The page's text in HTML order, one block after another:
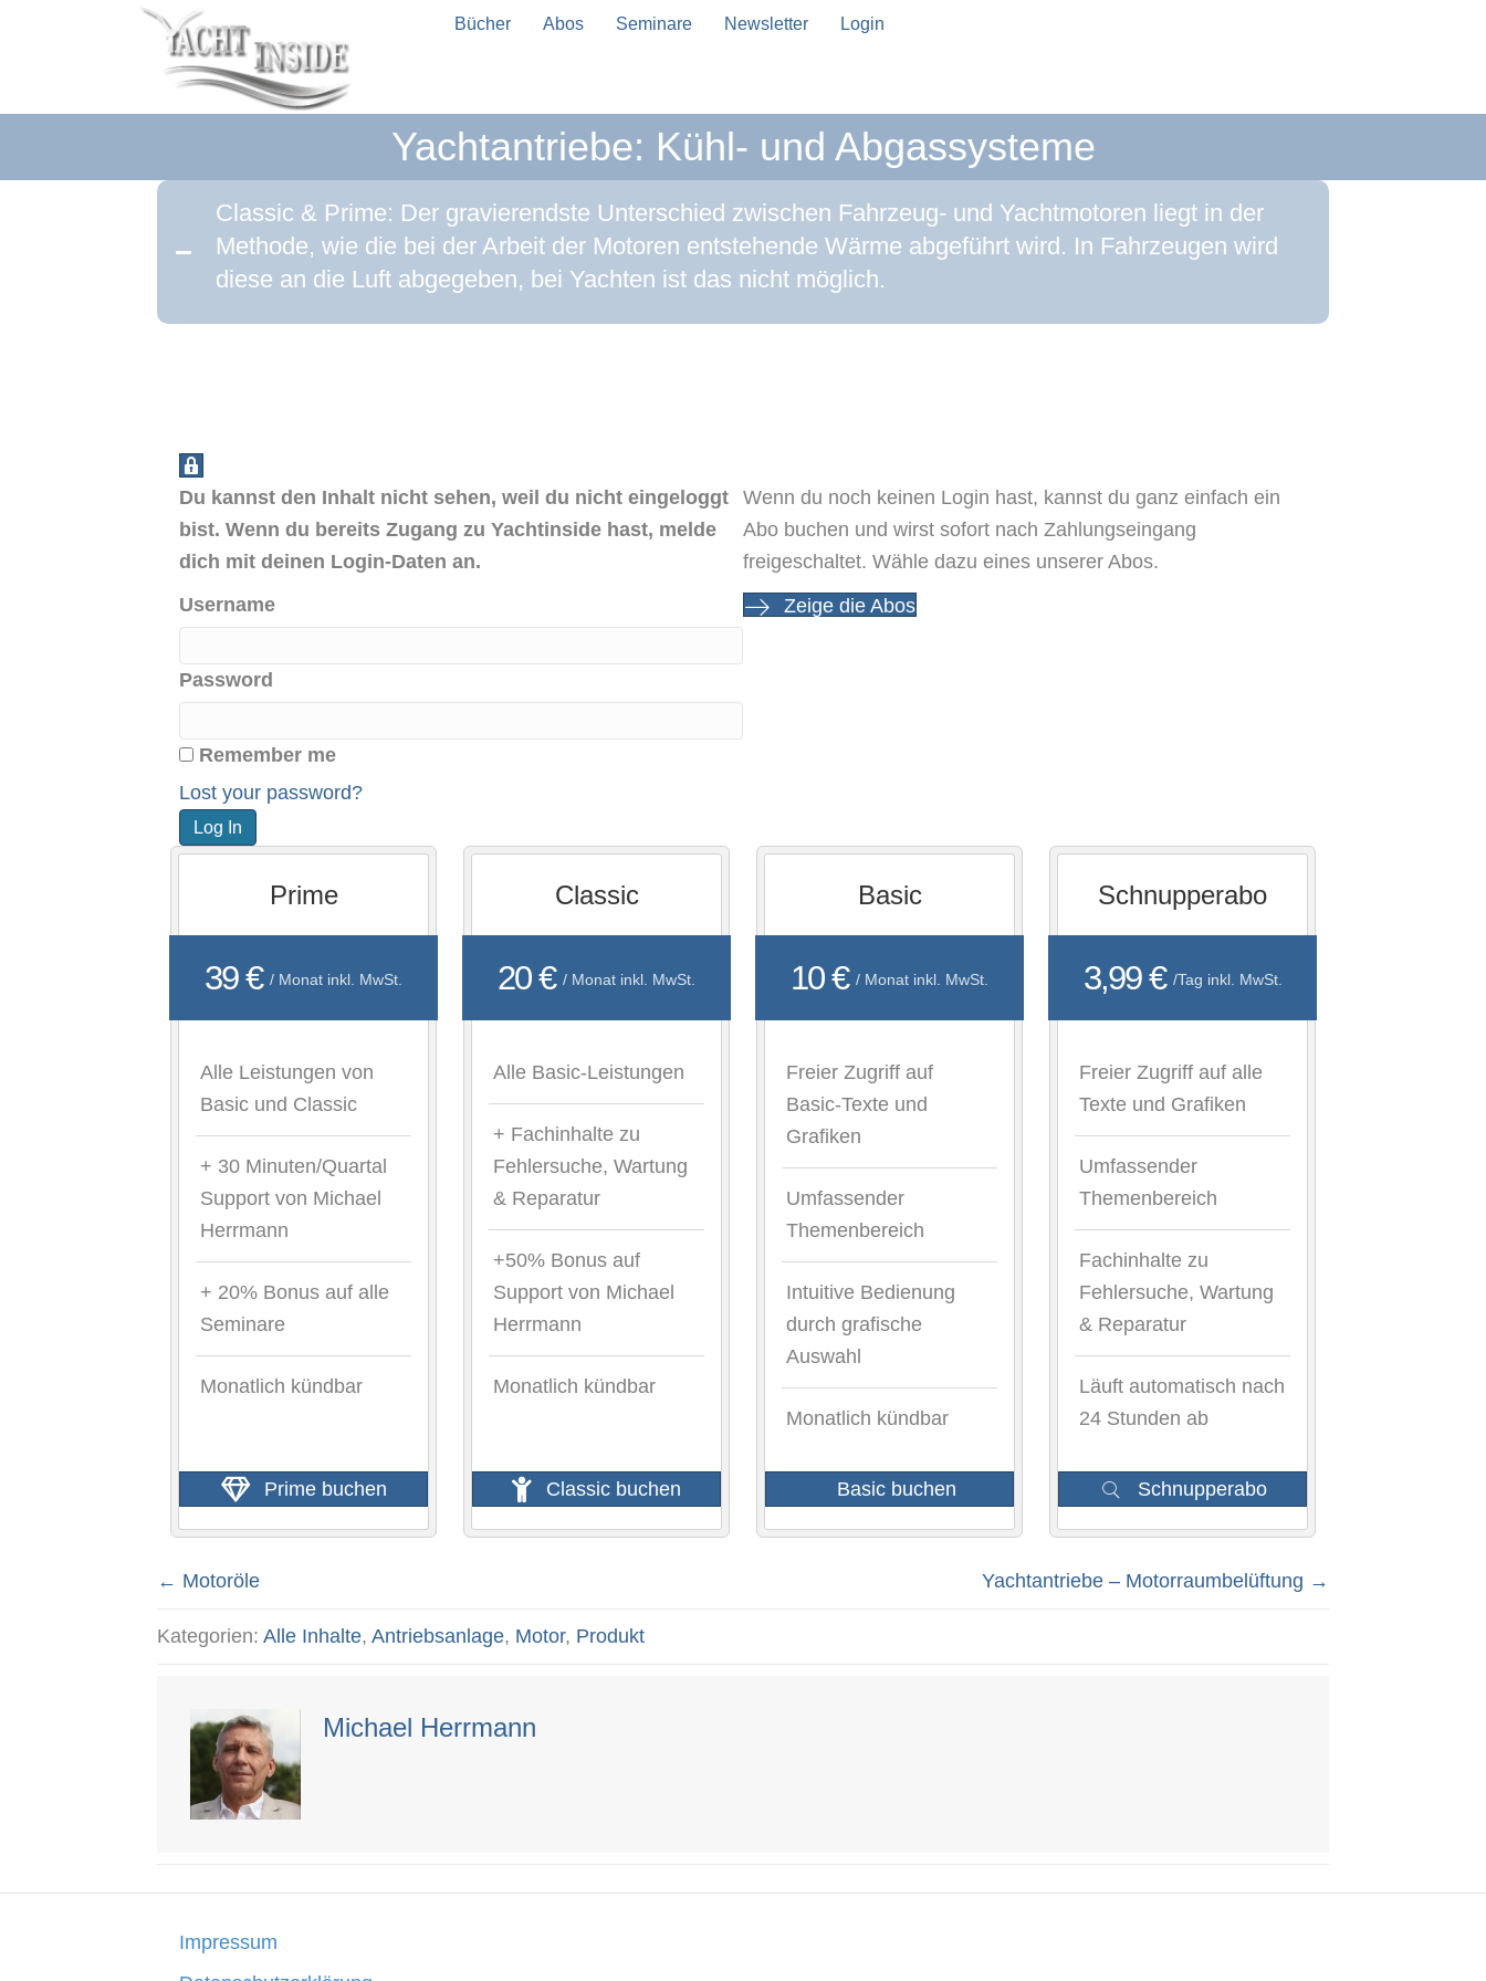
Bücher Abos Seminare Newsletter Login
Yachtantriebe: Kühl- und Abgassysteme
Classic & Prime: Der gravierendste Unterschied zwischen Fahrzeug- und Yachtmotoren liegt in der
Methode, wie die bei der Arbeit der Motoren entstehende Wärme abgeführt wird. In Fahrzeugen wird
diese an die Luft abgegeben, bei Yachten ist das nicht möglich.
Du kannst den Inhalt nicht sehen, weil du nicht eingeloggt
bist. Wenn du bereits Zugang zu Yachtinside hast, melde
dich mit deinen Login-Daten an.
Username
Password
Remember me
Lost your password?
Wenn du noch keinen Login hast, kannst du ganz einfach ein
Abo buchen und wirst sofort nach Zahlungseingang
freigeschaltet. Wähle dazu eines unserer Abos.
Zeige die Abos
Prime
39 € / Monat inkl. MwSt.
Alle Leistungen von
Basic und Classic
+ 30 Minuten/Quartal
Support von Michael
Herrmann
+ 20% Bonus auf alle
Seminare
Monatlich kündbar
Prime buchen
Classic
20 € / Monat inkl. MwSt.
Alle Basic-Leistungen
+ Fachinhalte zu
Fehlersuche, Wartung
& Reparatur
+50% Bonus auf
Support von Michael
Herrmann
Monatlich kündbar
Classic buchen
Basic
10 € / Monat inkl. MwSt.
Freier Zugriff auf
Basic-Texte und
Grafiken
Umfassender
Themenbereich
Intuitive Bedienung
durch grafische
Auswahl
Monatlich kündbar
Basic buchen
Schnupperabo
3,99 € /Tag inkl. MwSt.
Freier Zugriff auf alle
Texte und Grafiken
Umfassender
Themenbereich
Fachinhalte zu
Fehlersuche, Wartung
& Reparatur
Läuft automatisch nach
24 Stunden ab
Schnupperabo
Posts
navigation
← Motoröle Yachtantriebe – Motorraumbelüftung →
Kategorien: Alle Inhalte, Antriebsanlage, Motor, Produkt
Michael Herrmann
Impressum